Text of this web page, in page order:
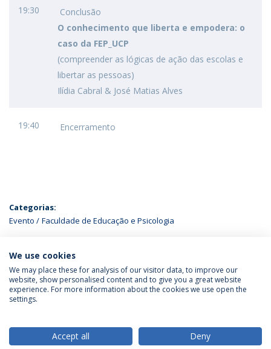
19:30
Conclusão
O conhecimento que liberta e empodera: o
caso da FEP_UCP
(compreender as lógicas de ação das escolas e
libertar as pessoas)
Ilídia Cabral & José Matias Alves
19:40 Encerramento
Categorias:
Evento
Faculdade de Educação e Psicologia
ÚLTIMAS NOTÍCIAS
Política de Privacidade
Termos & Condições
We use cookies
We may place these for analysis of our visitor data, to improve our
website, show personalised content and to give you a great website
experience. For more information about the cookies we use open the
settings.
Accept all Deny